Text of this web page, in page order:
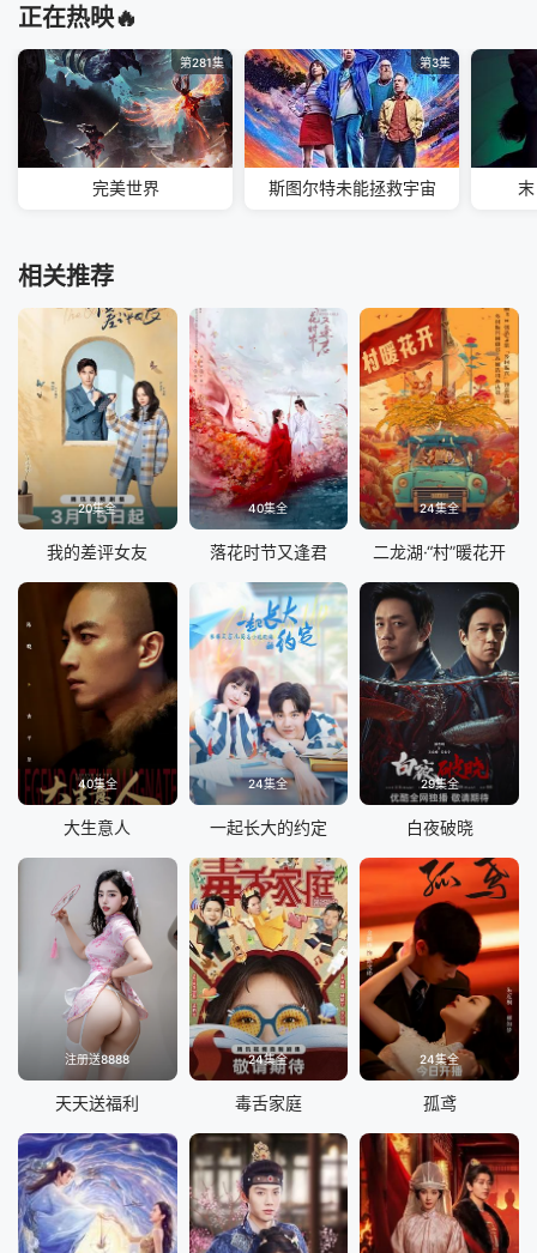
正在热映🔥
第281集
完美世界
第3集
斯图尔特未能拯救宇宙
相关推荐
20集全
我的差评女友
40集全
落花时节又逢君
24集全
二龙湖·“村”暖花开
40集全
大生意人
24集全
一起长大的约定
29集全
白夜破晓
注册送8888
天天送福利
24集全
毒舌家庭
24集全
孤鸢